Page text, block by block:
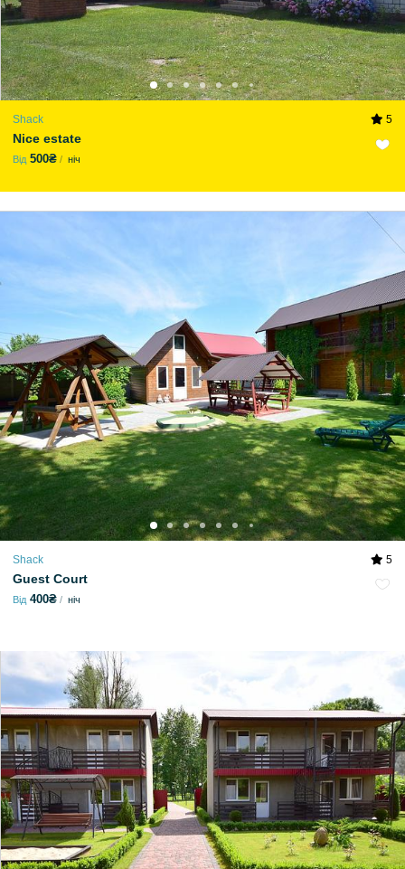
Shack 5
Nice estate
Від 500₴ ніч
Shack 5
Guest Court
Від 400₴ ніч